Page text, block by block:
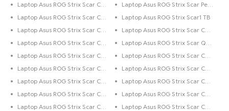
Laptop Asus ROG Strix Scar Core i5 320 GB
Laptop Asus ROG Strix Scar Pentium 1 TB
Laptop Asus ROG Strix Scar Core i3 500 GB
Laptop Asus ROG Strix Scar1 TB
Laptop Asus ROG Strix Scar Core i5 250 GB
Laptop Asus ROG Strix Scar Core i7 512 GB
Laptop Asus ROG Strix Scar Core i9 Trên 1 TB
Laptop Asus ROG Strix Scar Quark 1 TB
Laptop Asus ROG Strix Scar Core i3 1 TB
Laptop Asus ROG Strix Scar Core i7 250 GB
Laptop Asus ROG Strix Scar Core i7
Laptop Asus ROG Strix Scar Core i7 500 GB
Laptop Asus ROG Strix Scar Core i5 Trên 1 TB
Laptop Asus ROG Strix Scar Core i5 256 GB
Laptop Asus ROG Strix Scar Core i5 500 GB
Laptop Asus ROG Strix Scar Core i5 128 GB
Laptop Asus ROG Strix Scar Core i7 128 GB
Laptop Asus ROG Strix Scar Core i5 Dưới 128 GB